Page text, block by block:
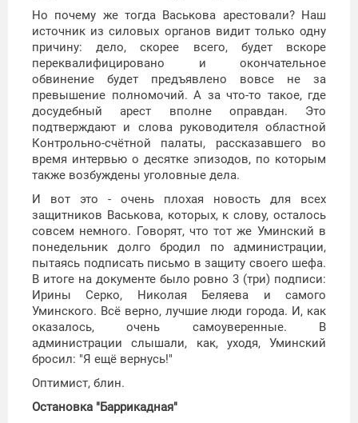
Но почему же тогда Васькова арестовали? Наш
источник из силовых органов видит только одну
причину: дело, скорее всего, будет вскоре
переквалифицировано и окончательное
обвинение будет предъявлено вовсе не за
превышение полномочий. А за что-то такое, где
досудебный арест вполне оправдан. Это
подтверждают и слова руководителя областной
Контрольно-счётной палаты, рассказавшего во
время интервью о десятке эпизодов, по которым
также возбуждены уголовные дела.
И вот это - очень плохая новость для всех
защитников Васькова, которых, к слову, осталось
совсем немного. Говорят, что тот же Уминский в
понедельник долго бродил по администрации,
пытаясь подписать письмо в защиту своего шефа.
В итоге на документе было ровно 3 (три) подписи:
Ирины Серко, Николая Беляева и самого
Уминского. Всё верно, лучшие люди города. И, как
оказалось, очень самоуверенные. В
администрации слышали, как, уходя, Уминский
бросил: "Я ещё вернусь!"
Оптимист, блин.
Остановка "Баррикадная"